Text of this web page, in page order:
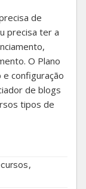
de
precisa ter a
O Plano
e configuração
de blogs
tipos de
,